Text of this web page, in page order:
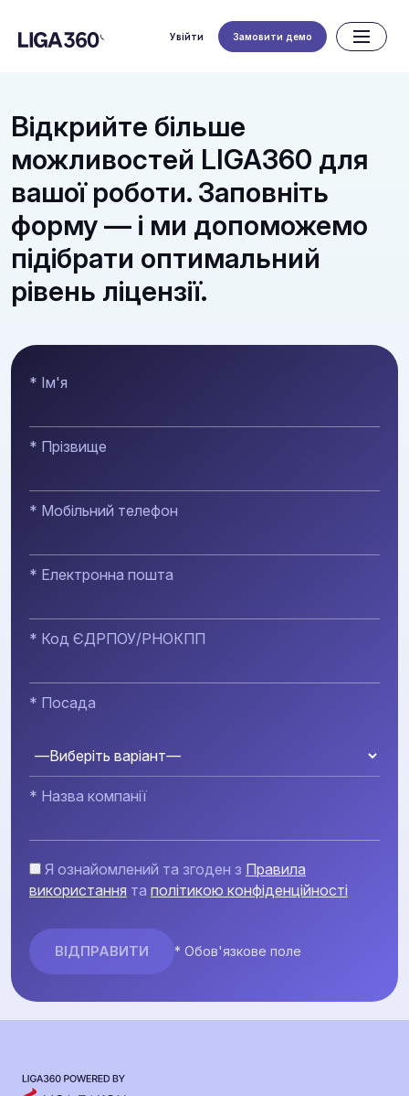
Увійти Замовити демо
Відкрийте більше
можливостей LIGA360 для
вашої роботи. Заповніть
форму — і ми допоможемо
підібрати оптимальний
рівень ліцензії.
* Ім'я
* Прізвище
* Мобільний телефон
* Електронна пошта
* Код ЄДРПОУ/РНОКПП
* Посада
* Назва компанії
Я ознайомлений та згоден з Правила
використання та політикою конфіденційності
* Обов'язкове поле